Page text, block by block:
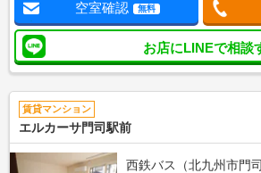
空室確認 無料
お店にLINEで相談
賃貸マンション
エルカーサ門司駅前
西鉄バス（北九州市門